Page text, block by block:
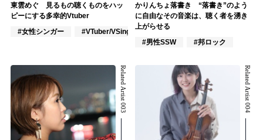
東雲めぐ 見るもの聴くものをハッ
ピーにする多幸的Vtuber
#女性シンガー
#VTuber/VSinger #J-POP
かりんちょ落書き “落書き”のよう
に自由なその音楽は、聴く者を湧き
上がらせる
#男性SSW
#邦ロック
Related Artist 003 Related Artist 004